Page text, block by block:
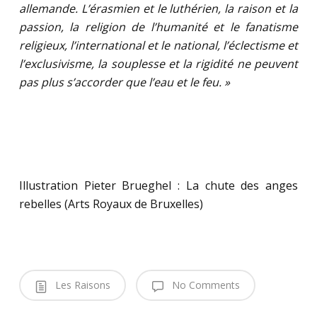
allemande. L’érasmien et le luthérien, la raison et la
passion, la religion de l’humanité et le fanatisme
religieux, l’international et le national, l’éclectisme et
l’exclusivisme, la souplesse et la rigidité ne peuvent
pas plus s’accorder que l’eau et le feu. »
Illustration Pieter Brueghel : La chute des anges
rebelles (Arts Royaux de Bruxelles)
Les Raisons No Comments